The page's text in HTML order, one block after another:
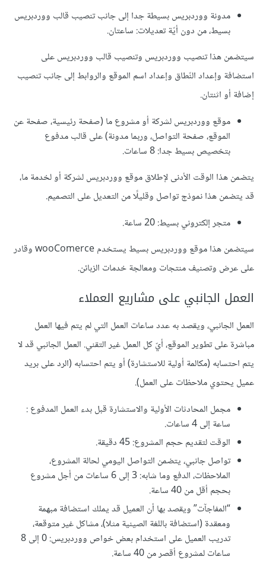
مدونة ووردبريس بسيطة جدا إلى جانب تنصيب قالب ووردبريس
بسيط، من دون أيّة تعديلات: ساعتان.
سيتضمن هذا تنصيب ووردبريس وتنصيب قالب ووردبريس على
استضافة وإعداد النّطاق وإعداد اسم الموقع والروابط إلى جانب تنصيب
إضافة أو اثنتان.
موقع ووردبريس لشركة أو مشروع ما (صفحة رئيسية، صفحة عن
الموقع، صفحة التواصل، وربما مدونة) على قالب مدفوع
بتخصيص بسيط جدا: 8 ساعات.
يتضمن هذا الوقت الأدنى لإطلاق موقع ووردبريس لشركة أو لخدمة ما،
قد يتضمن هذا نموذج تواصل وقليلًا من التعديل على التصميم.
متجر إلكتروني بسيط: 20 ساعة.
سيتضمن هذا موقع ووردبريس بسيط يستخدم wooComerce وقادر
على عرض وتصنيف منتجات ومعالجة خدمات الزبائن.
العمل الجانبي على مشاريع العملاء
العمل الجانبي، ويقصد به عدد ساعات العمل التي لم يتم فيها العمل
مباشرة على تطوير الموقع، أيّ كل العمل غير التقني. العمل الجانبي قد لا
يتم احتسابه (مكالمة أولية للاستشارة) أو يتم احتسابه (الرد على بريد
عميل يحتوي ملاحظات على العمل).
مجمل المحادثات الأولية والاستشارة قبل بدء العمل المدفوع :
ساعة إلى 4 ساعات.
الوقت لتقديم حجم المشروع: 45 دقيقة.
تواصل جانبي، يتضمن التواصل اليومي لحالة المشروع،
الملاحظات، الدفع وما شابه: 3 إلى 6 ساعات من أجل مشروع
بحجم أقل من 40 ساعة.
“المفاجآت” ويقصد بها أن العميل قد يملك استضافة مبهمة
ومعقدة (استضافة باللغة الصينية مثلا)، مشاكل غير متوقعة،
تدريب العميل على استخدام بعض خواص ووردبريس: 0 إلى 8
ساعات لمشروع أقصر من 40 ساعة.